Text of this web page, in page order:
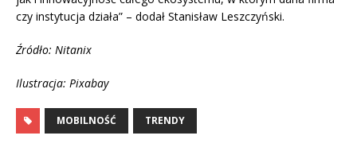
czy instytucja działa” – dodał Stanisław Leszczyński.
Źródło: Nitanix
Ilustracja: Pixabay
MOBILNOŚĆ TRENDY